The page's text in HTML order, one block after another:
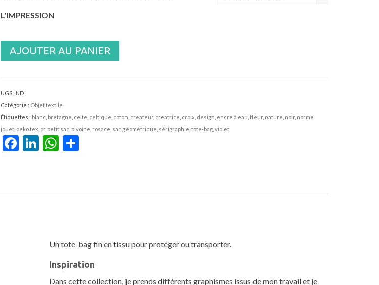
L'IMPRESSION
AJOUTER AU PANIER
UGS : ND
Catégorie : Objet textile
Étiquettes : blanc bretagne celte celtique coton createur, creatrice croix design encre à eau fleur, nature noir, norme
jouet, oeko tex or, petit sac pivoine rosace sac géométrique sérigraphie tote-bag, violet
Facebook
LinkedIn
WhatsApp
Partager
Un tote-bag fin en tissu pour protéger ou transporter.
Inspiration
Dans cette collection, je prends différents graphismes issus de mon travail et je